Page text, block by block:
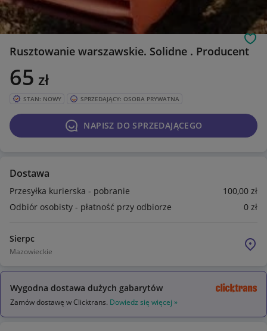
Rusztowanie warszawskie. Solidne . Producent
65 zł
STAN: NOWY SPRZEDAJĄCY: OSOBA PRYWATNA
NAPISZ DO SPRZEDAJĄCEGO
Dostawa
Przesyłka kurierska - pobranie 100,00 zł
Odbiór osobisty - płatność przy odbiorze
0 zł
Sierpc
Mazowieckie
Wygodna dostawa dużych gabarytów
Zamów dostawę w Clicktrans. Dowiedz się więcej »